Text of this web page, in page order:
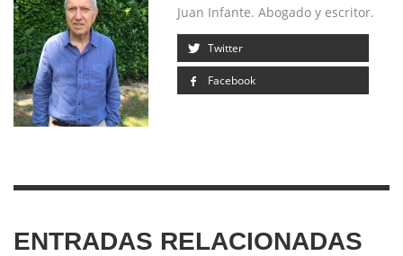
Juan Infante. Abogado y escritor.
Twitter
Facebook
ENTRADAS RELACIONADAS